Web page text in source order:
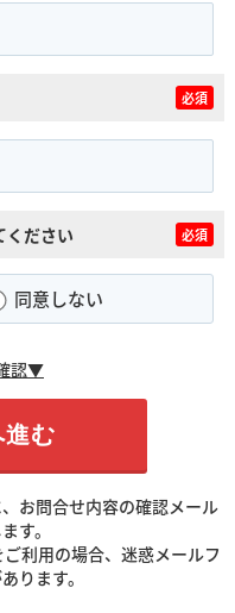
必須
ください 必須
同意しない
認▼
お問合せ内容の確認メール
す。
利用の場合、迷惑メールフ
ります。